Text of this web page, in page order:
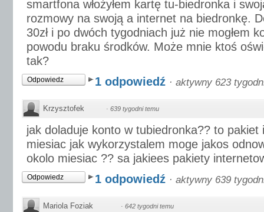
smartfona włożyłem kartę tu-biedronka i
rozmowy na swoją a internet na biedronkę.
30zł i po dwóch tygodniach już nie mogłem
powodu braku środków. Może mnie ktoś
tak?
Odpowiedz 1 odpowiedź · aktywny 623
Krzysztofek · 639 tygodni temu
jak doladuje konto w tubiedronka?? to pakiet
miesiac jak wykorzystalem moge jakos
okolo miesiac ?? sa jakiees pakiety
Odpowiedz 1 odpowiedź · aktywny 639
Mariola Foziak · 642 tygodni temu